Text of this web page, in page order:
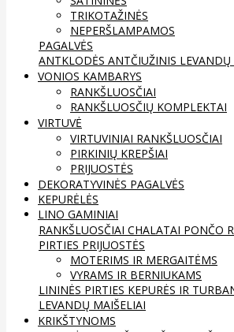
TRIKOTAŽINĖS
NEPERŠLAMPAMOS
PAGALVĖS
ANTKLODĖS ANTČIUŽINIS
VONIOS KAMBARYS
RANKŠLUOSČIAI
RANKŠLUOSČIŲ KOMPLEKTAI
VIRTUVĖ
VIRTUVINIAI RANKŠLUOSČIAI
PIRKINIŲ KREPŠIAI
PRIJUOSTĖS
DEKORATYVINĖS PAGALVĖS
KEPURĖLĖS
LINO GAMINIAI
RANKŠLUOSČIAI CHALATAI PONČO
PIRTIES PRIJUOSTĖS
MOTERIMS IR MERGAITĖMS
VYRAMS IR BERNIUKAMS
LININĖS PIRTIES KEPURĖS IR
LEVANDŲ MAIŠELIAI
KRIKŠTYNOMS